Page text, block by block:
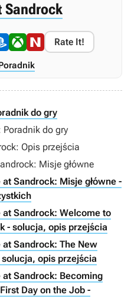
Sandrock
Rate It!
do gry
Poradnik do gry
Opis przejścia
Misje główne
at Sandrock: Misje główne -
at Sandrock: Welcome to
- solucja, opis przejścia
at Sandrock: The New
solucja, opis przejścia
at Sandrock: Becoming
Day on the Job -